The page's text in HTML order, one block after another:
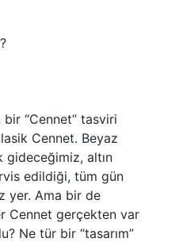
“Cennet” tasviri
Cennet. Beyaz
gideceğimiz, altın
edildiği, tüm gün
yer. Ama bir de
Cennet gerçekten var
Ne tür bir “tasarım”